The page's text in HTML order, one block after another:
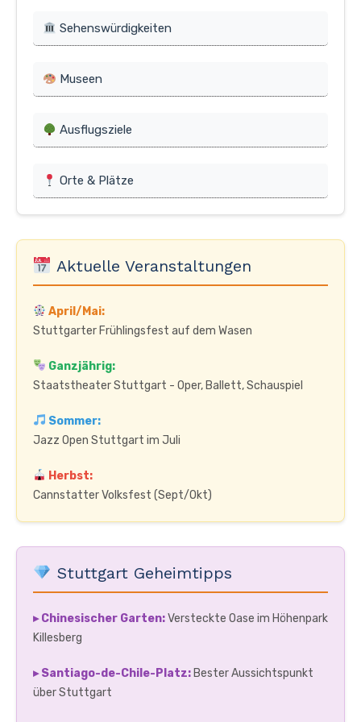
Sehenswürdigkeiten
Museen
Ausflugsziele
Orte & Plätze
Aktuelle Veranstaltungen
April/Mai:
Stuttgarter Frühlingsfest auf dem Wasen
Ganzjährig:
Staatstheater Stuttgart - Oper, Ballett, Schauspiel
Sommer:
Jazz Open Stuttgart im Juli
Herbst:
Cannstatter Volksfest (Sept/Okt)
Stuttgart Geheimtipps
▸ Chinesischer Garten:Versteckte Oase im Höhenpark
Killesberg
▸ Santiago-de-Chile-Platz: Bester Aussichtspunkt
über Stuttgart